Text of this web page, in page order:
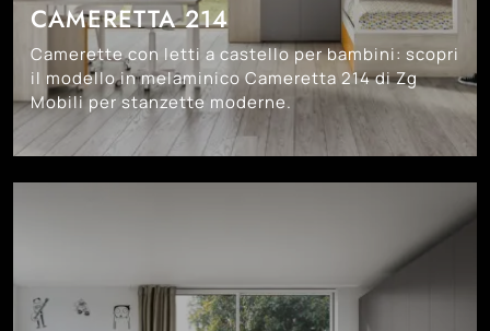
CAMERETTA 214
Camerette con letti a castello per bambini: scopri
il modello in melaminico Cameretta 214 di Zg
Mobili per stanzette moderne.